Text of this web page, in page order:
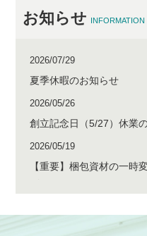
お知らせ INFORMATION
2026/07/29
夏季休暇のお知らせ
2026/05/26
創立記念日（5/27）休業
2026/05/19
【重要】梱包資材の一時
塩化ビニル管および継手